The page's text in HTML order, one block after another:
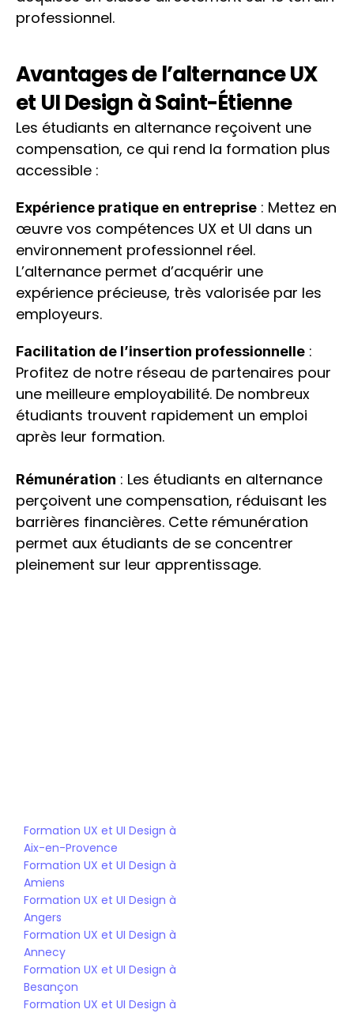
professionnel.
Avantages de l’alternance UX
et UI Design à Saint-Étienne
Les étudiants en alternance reçoivent une
compensation, ce qui rend la formation plus
accessible :
Expérience pratique en entreprise : Mettez en
œuvre vos compétences UX et UI dans un
environnement professionnel réel.
L’alternance permet d’acquérir une
expérience précieuse, très valorisée par les
employeurs.
Facilitation de l’insertion professionnelle :
Profitez de notre réseau de partenaires pour
une meilleure employabilité. De nombreux
étudiants trouvent rapidement un emploi
après leur formation.
Rémunération : Les étudiants en alternance
perçoivent une compensation, réduisant les
barrières financières. Cette rémunération
permet aux étudiants de se concentrer
pleinement sur leur apprentissage.
Formation UX et UI Design à
Aix-en-Provence
Formation UX et UI Design à
Amiens
Formation UX et UI Design à
Angers
Formation UX et UI Design à
Annecy
Formation UX et UI Design à
Besançon
Formation UX et UI Design à